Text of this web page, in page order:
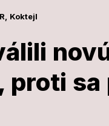
Koktejl
proti